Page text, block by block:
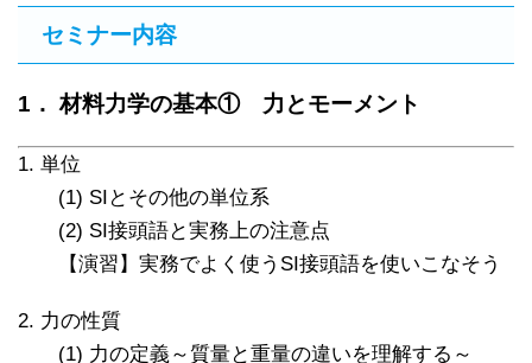
セミナー内容
1． 材料力学の基本① 力とモーメント
1. 単位
(1) SIとその他の単位系
(2) SI接頭語と実務上の注意点
【演習】実務でよく使うSI接頭語を使いこなそう
2. 力の性質
(1) 力の定義～質量と重量の違いを理解する～